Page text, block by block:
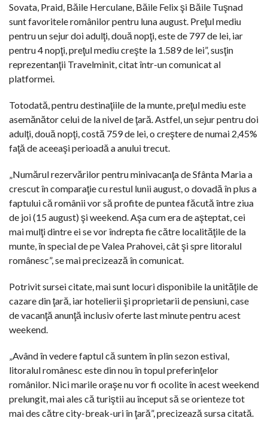
Sovata, Praid, Băile Herculane, Băile Felix şi Băile Tuşnad
sunt favoritele românilor pentru luna august. Preţul mediu
pentru un sejur doi adulţi, două nopţi, este de 797 de lei, iar
pentru 4 nopţi, preţul mediu creşte la 1.589 de lei”, susţin
reprezentanţii Travelminit, citat într-un comunicat al
platformei.
Totodată, pentru destinaţiile de la munte, preţul mediu este
asemănător celui de la nivel de ţară. Astfel, un sejur pentru doi
adulţi, două nopţi, costă 759 de lei, o creştere de numai 2,45%
faţă de aceeaşi perioadă a anului trecut.
„Numărul rezervărilor pentru minivacanţa de Sfânta Maria a
crescut în comparaţie cu restul lunii august, o dovadă în plus a
faptului că românii vor să profite de puntea făcută între ziua
de joi (15 august) şi weekend. Aşa cum era de aşteptat, cei
mai mulţi dintre ei se vor îndrepta fie către localităţile de la
munte, în special de pe Valea Prahovei, cât şi spre litoralul
românesc”, se mai precizează în comunicat.
Potrivit sursei citate, mai sunt locuri disponibile la unităţile de
cazare din ţară, iar hotelierii şi proprietarii de pensiuni, case
de vacanţă anunţă inclusiv oferte last minute pentru acest
weekend.
„Având în vedere faptul că suntem în plin sezon estival,
litoralul românesc este din nou în topul preferinţelor
românilor. Nici marile oraşe nu vor fi ocolite în acest weekend
prelungit, mai ales că turiştii au început să se orienteze tot
mai des către city-break-uri în ţară”, precizează sursa citată.